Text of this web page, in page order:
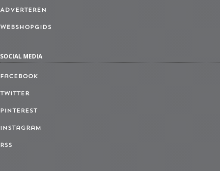
Adverteren
Webshopgids
SOCIAL MEDIA
Facebook
Twitter
Pinterest
Instagram
RSS